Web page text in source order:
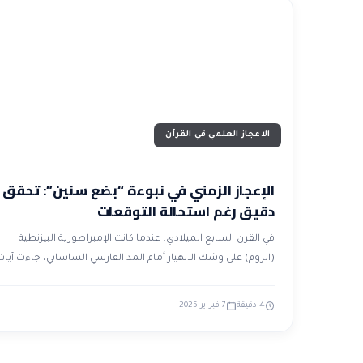
الاعجاز العلمي في القرآن
الإعجاز الزمني في نبوءة “بضع سنين”: تحقق
دقيق رغم استحالة التوقعات
في القرن السابع الميلادي، عندما كانت الإمبراطورية البيزنطية
(الروم) على وشك الانهيار أمام المد الفارسي الساساني، جاءت
4 دقيقة 7 فبراير 2025